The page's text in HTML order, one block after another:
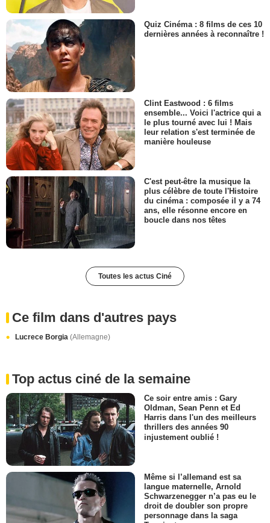
Quiz Cinéma : 8 films de ces 10
dernières années à reconnaître !
Clint Eastwood : 6 films
ensemble... Voici l'actrice qui a
le plus tourné avec lui ! Mais
leur relation s'est terminée de
manière houleuse
C'est peut-être la musique la
plus célèbre de toute l'Histoire
du cinéma : composée il y a 74
ans, elle résonne encore en
boucle dans nos têtes
Toutes les actus Ciné
Ce film dans d'autres pays
Lucrece Borgia (Allemagne)
Top actus ciné de la semaine
Ce soir entre amis : Gary
Oldman, Sean Penn et Ed
Harris dans l'un des meilleurs
thrillers des années 90
injustement oublié !
Même si l’allemand est sa
langue maternelle, Arnold
Schwarzenegger n’a pas eu le
droit de doubler son propre
personnage dans la saga